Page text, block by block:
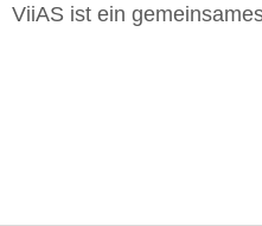
ViiAS ist ein